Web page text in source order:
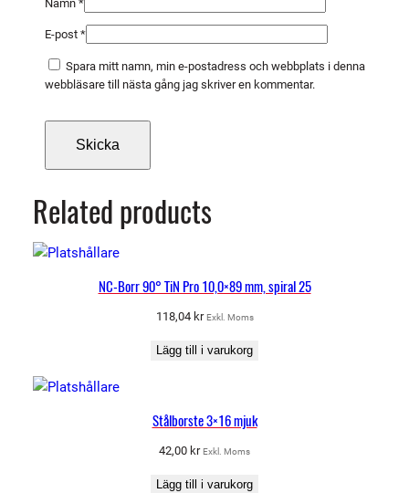
Namn *
E-post *
Spara mitt namn, min e-postadress och webbplats i denna
webbläsare till nästa gång jag skriver en kommentar.
Related products
NC-Borr 90° TiN Pro 10,0×89 mm, spiral 25
118,04 kr Exkl. Moms
Lägg till i varukorg
Stålborste 3×16 mjuk
42,00 kr Exkl. Moms
Lägg till i varukorg